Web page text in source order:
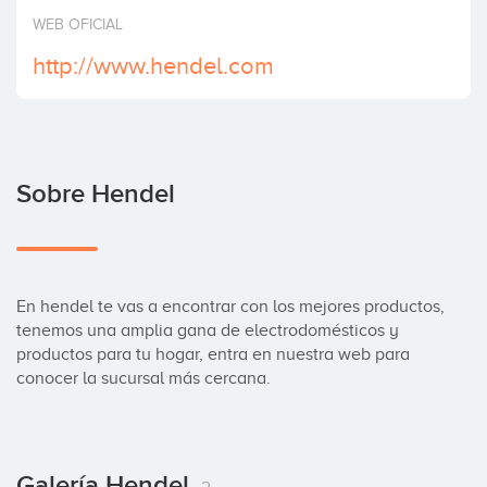
Invertir
WEB OFICIAL
http://www.hendel.com
Sobre Hendel
En hendel te vas a encontrar con los mejores productos,
tenemos una amplia gana de electrodomésticos y
productos para tu hogar, entra en nuestra web para
conocer la sucursal más cercana.